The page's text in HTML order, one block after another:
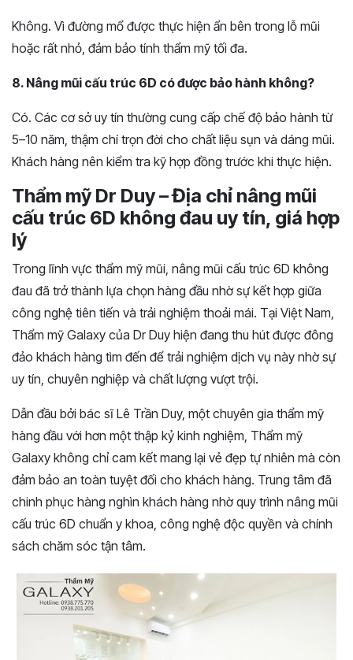
Không. Vì đường mổ được thực hiện ẩn bên trong lỗ mũi
hoặc rất nhỏ, đảm bảo tính thẩm mỹ tối đa.
8. Nâng mũi cấu trúc 6D có được bảo hành không?
Có. Các cơ sở uy tín thường cung cấp chế độ bảo hành từ
5–10 năm, thậm chí trọn đời cho chất liệu sụn và dáng mũi.
Khách hàng nên kiểm tra kỹ hợp đồng trước khi thực hiện.
Thẩm mỹ Dr Duy – Địa chỉ nâng mũi
cấu trúc 6D không đau uy tín, giá hợp
lý
Trong lĩnh vực thẩm mỹ mũi, nâng mũi cấu trúc 6D không
đau đã trở thành lựa chọn hàng đầu nhờ sự kết hợp giữa
công nghệ tiên tiến và trải nghiệm thoải mái. Tại Việt Nam,
Thẩm mỹ Galaxy của Dr Duy hiện đang thu hút được đông
đảo khách hàng tìm đến để trải nghiệm dịch vụ này nhờ sự
uy tín, chuyên nghiệp và chất lượng vượt trội.
Dẫn đầu bởi bác sĩ Lê Trần Duy, một chuyên gia thẩm mỹ
hàng đầu với hơn một thập kỷ kinh nghiệm, Thẩm mỹ
Galaxy không chỉ cam kết mang lại vẻ đẹp tự nhiên mà còn
đảm bảo an toàn tuyệt đối cho khách hàng. Trung tâm đã
chinh phục hàng nghìn khách hàng nhờ quy trình nâng mũi
cấu trúc 6D chuẩn y khoa, công nghệ độc quyền và chính
sách chăm sóc tận tâm.